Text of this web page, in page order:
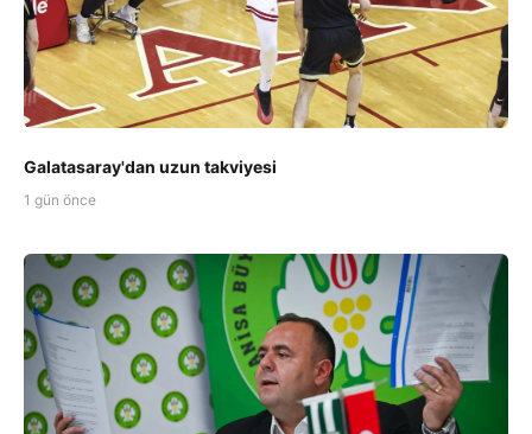
Galatasaray'dan uzun takviyesi
1 gün önce